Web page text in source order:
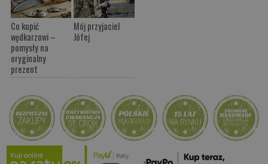
Co kupić
wędkarzowi –
pomysły na
oryginalny
prezent
Mój przyjaciel
Jófej